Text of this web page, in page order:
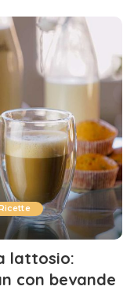
lattosio:
con bevande